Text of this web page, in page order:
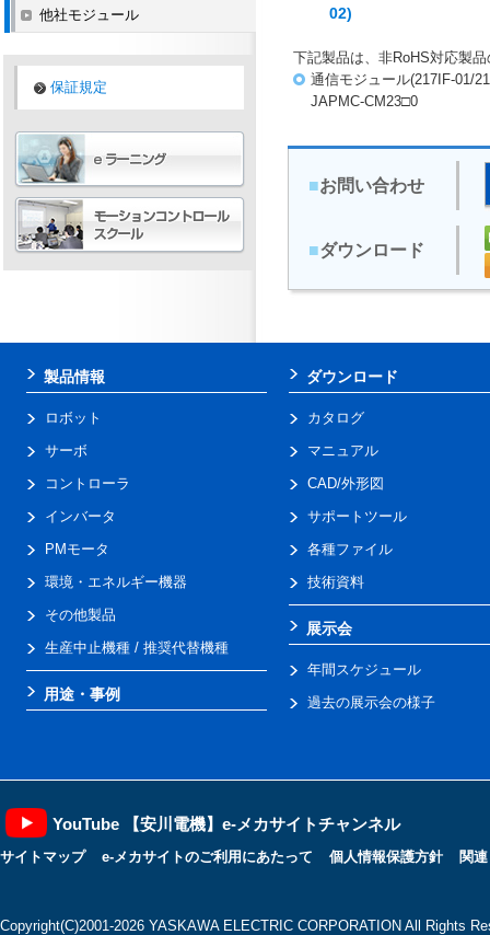
02)
下記製品は、非RoHS対応製
通信モジュール(217IF-01/
JAPMC-CM23□0
■お問い合わせ
■ダウンロード
他社モジュール
保証規定
製品情報
ロボット
サーボ
コントローラ
インバータ
PMモータ
環境・エネルギー機器
その他製品
生産中止機種 / 推奨代替機種
用途・事例
ダウンロード
カタログ
マニュアル
CAD/外形図
サポートツール
各種ファイル
技術資料
展示会
年間スケジュール
過去の展示会の様子
YouTube 【安川電機】e-メカサイトチャンネル
サイトマップ e-メカサイトのご利用にあたって 個人情報保護方針 関
Copyright(C)2001‐2026 YASKAWA ELECTRIC CORPORATION All Rights